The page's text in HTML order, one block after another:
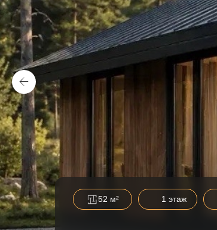
52 м² 1 этаж